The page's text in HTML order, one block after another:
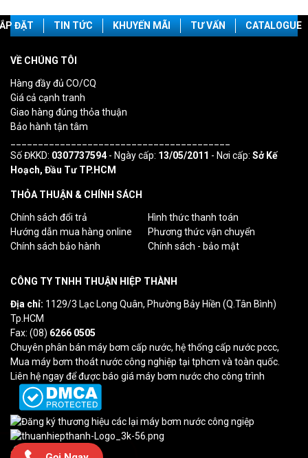
ĐẶT TIN TỨC KHUYẾN MÃI TƯ VẤN CATALOGUE
VỀ CHÚNG TÔI
Hàng đầy đủ CO/CQ
Giá cả cạnh tranh
Giao hàng đúng thỏa thuận
Bảo hành tận tâm
Số ĐKKD: 0307737594- Ngày cấp: 13/05/2011 - Nơi cấp: Sở Kế
Hoạch, Đầu Tư TP.HCM
THỎA THUẬN & CHÍNH SÁCH
Chính sách đổi trả
Hình thức thanh toán
Hướng dẫn mua hàng online
Phương thức vận chuyển
Chính sách bảo hành
Chính sách - bảo mật
CÔNG TY TNHH THUẬN HIỆP THÀNH
Địa chỉ: 1129/3 Lạc Long Quân, Phường Bảy Hiền (Q.Tân Bình)
Tp.HCM
Fax: (08) 6266 0505
Chuyên phân bán máy bơm cấp nước, hệ thống cấp nước pccc,
Mua máy bơm thoát nước công nghiệp tại tphcm và toàn quốc.
Liên hệ ngay để được báo giá máy bơm nước cho công trình